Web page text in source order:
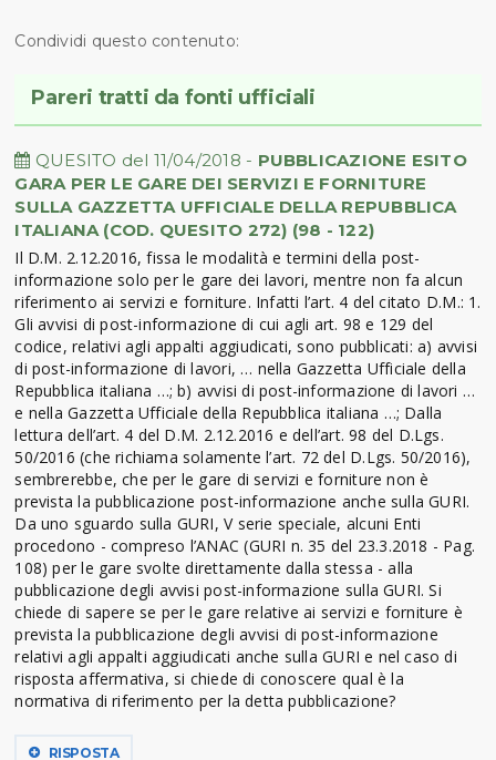
Condividi questo contenuto:
Pareri tratti da fonti ufficiali
QUESITO del 11/04/2018 - PUBBLICAZIONE ESITO
GARA PER LE GARE DEI SERVIZI E FORNITURE
SULLA GAZZETTA UFFICIALE DELLA REPUBBLICA
ITALIANA (COD. QUESITO 272) (98 - 122)
Il D.M. 2.12.2016, fissa le modalità e termini della post-
informazione solo per le gare dei lavori, mentre non fa alcun
riferimento ai servizi e forniture. Infatti l’art. 4 del citato D.M.: 1.
Gli avvisi di post-informazione di cui agli art. 98 e 129 del
codice, relativi agli appalti aggiudicati, sono pubblicati: a) avvisi
di post-informazione di lavori, … nella Gazzetta Ufficiale della
Repubblica italiana …; b) avvisi di post-informazione di lavori …
e nella Gazzetta Ufficiale della Repubblica italiana …; Dalla
lettura dell’art. 4 del D.M. 2.12.2016 e dell’art. 98 del D.Lgs.
50/2016 (che richiama solamente l’art. 72 del D.Lgs. 50/2016),
sembrerebbe, che per le gare di servizi e forniture non è
prevista la pubblicazione post-informazione anche sulla GURI.
Da uno sguardo sulla GURI, V serie speciale, alcuni Enti
procedono - compreso l’ANAC (GURI n. 35 del 23.3.2018 - Pag.
108) per le gare svolte direttamente dalla stessa - alla
pubblicazione degli avvisi post-informazione sulla GURI. Si
chiede di sapere se per le gare relative ai servizi e forniture è
prevista la pubblicazione degli avvisi di post-informazione
relativi agli appalti aggiudicati anche sulla GURI e nel caso di
risposta affermativa, si chiede di conoscere qual è la
normativa di riferimento per la detta pubblicazione?
RISPOSTA